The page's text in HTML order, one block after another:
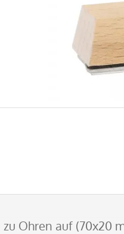
Ohren auf (70x20